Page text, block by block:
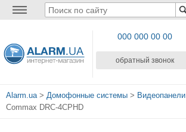
000 000 00 00
обратный звонок
Alarm.ua> Домофонные системы > Видеопанели
Commax DRC-4CPHD